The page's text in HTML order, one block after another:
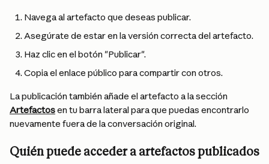
Navega al artefacto que deseas publicar.
Asegúrate de estar en la versión correcta del artefacto.
Haz clic en el botón "Publicar".
Copia el enlace público para compartir con otros.
La publicación también añade el artefacto a la sección
Artefactos en tu barra lateral para que puedas encontrarlo
nuevamente fuera de la conversación original.
Quién puede acceder a artefactos publicados